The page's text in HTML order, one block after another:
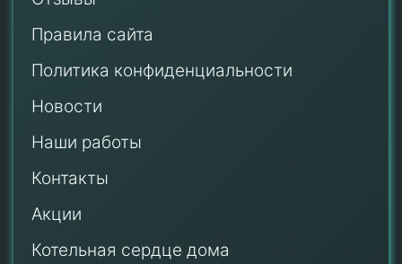
Правила сайта
Политика конфиденциальности
Новости
Наши работы
Контакты
Акции
Котельная сердце дома